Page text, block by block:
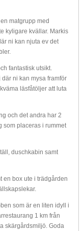
matgrupp med
kyligare kvällar. Markis
ni kan njuta ev det
fantastisk utsikt.
ni kan mysa framför
läsfåtöljer att luta
och det andra har 2
som placeras i rummet
duschkabin samt
en box ute i trädgården
som är en liten idyll i
1 km från
skärgårdsmiljö. Goda